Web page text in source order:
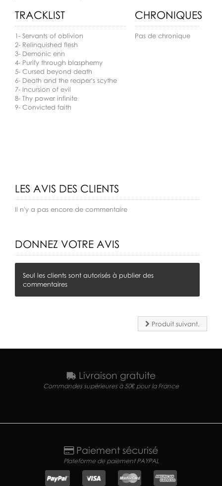
TRACKLIST
1- Servants of oblivion
2- Relinquished flesh
3- Demonic enn
4- Purify through blasphemy
5- Cursed beyond death
6- Death and the reaper's scythe
7- Incursion of evil
8- Thy power infinite
9- Convicted faith
CHRONIQUES
Pas de chronique
LES AVIS DES CLIENTS
Il n'y a pas encore de commentaire
DONNEZ VOTRE AVIS
Seul les clients sont autorisés à publier des
commentaires
Produit suivant.
Livraison gratuite
Commandes supérieures à 50€ pour la France
Paiement sécurisé
Plateforme de paiement PAYPAL